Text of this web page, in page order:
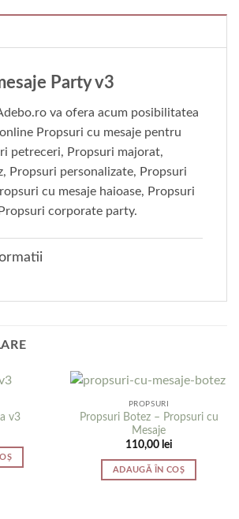
Party v3
va ofera acum posibilitatea
Propsuri cu mesaje pentru
petreceri, Propsuri majorat,
Propsuri personalizate, Propsuri
cu mesaje haioase, Propsuri
corporate party.
v3
PROPSURI
Propsuri Botez – Propsuri cu
Mesaje
110,00 lei
ADAUGĂ ÎN COȘ